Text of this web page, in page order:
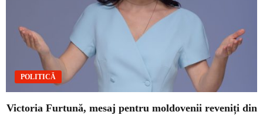
POLITICĂ
Victoria Furtună, mesaj pentru moldovenii reveniți din